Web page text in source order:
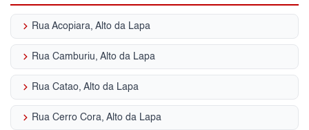
keyboard_arrow_right Rua Acopiara, Alto da Lapa
keyboard_arrow_right Rua Camburiu, Alto da Lapa
keyboard_arrow_right Rua Catao, Alto da Lapa
keyboard_arrow_right Rua Cerro Cora, Alto da Lapa